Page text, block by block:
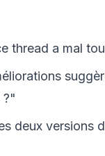
thread a mal
?"
deux versions